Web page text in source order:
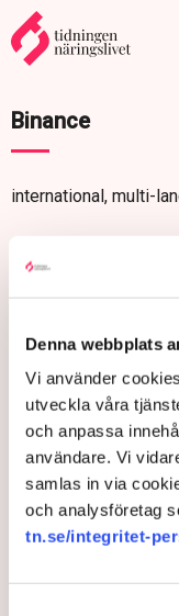
Denna webbplats
Vi använder
utveckla våra
och anpassa
användare. Vi
samlas in via
och analysföretag
tn.se/integritet-
Binance
international, multi-
Krypto –